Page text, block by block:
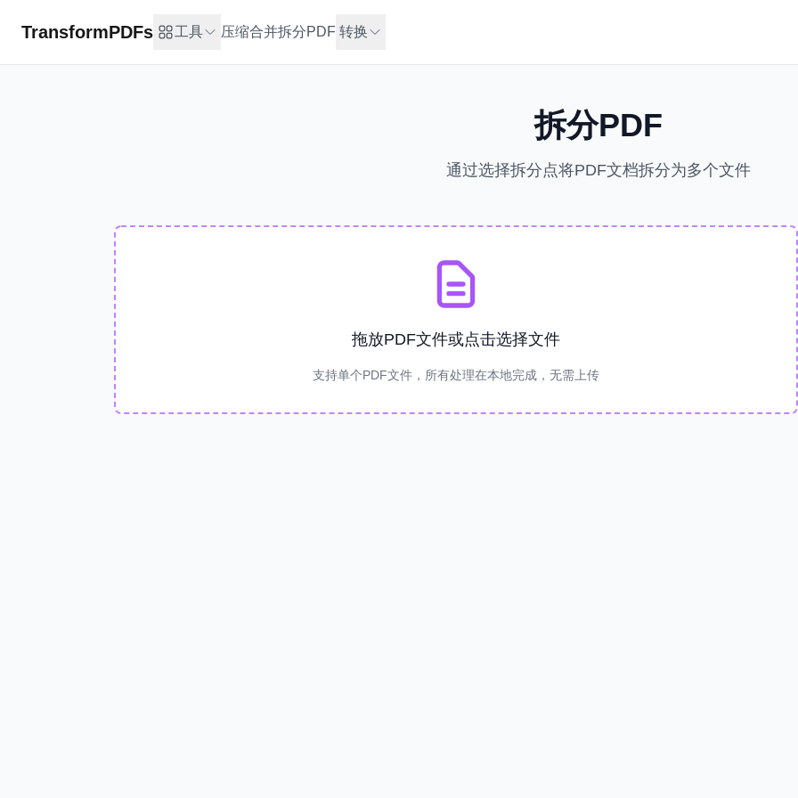
TransformPDFs 工具 压缩合并拆分PDF 转换
拆分PDF
通过选择拆分点将PDF文档拆分为多个文件
拖放PDF文件或点击选择文件
支持单个PDF文件，所有处理在本地完成，无需上传